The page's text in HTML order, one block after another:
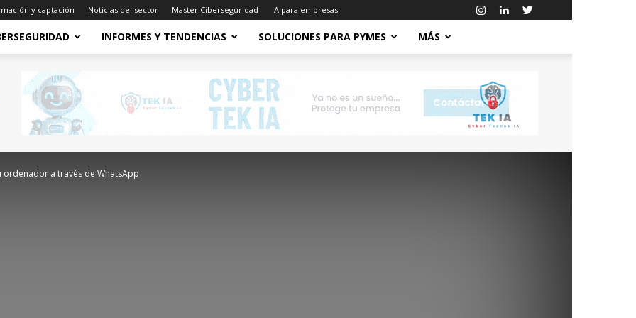
y captación Noticias del sector Master Ciberseguridad IA para empresas
INFORMES Y TENDENCIAS SOLUCIONES PARA PYMES MÁS
ordenador a través de WhatsApp